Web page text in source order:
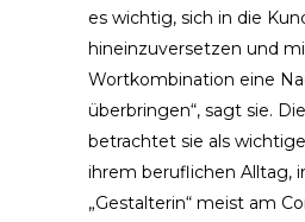
es wichtig, sich in die
hineinzuversetzen und
Wortkombination eine
überbringen“, sagt sie.
betrachtet sie als
ihrem beruflichen Alltag,
„Gestalterin“ meist am